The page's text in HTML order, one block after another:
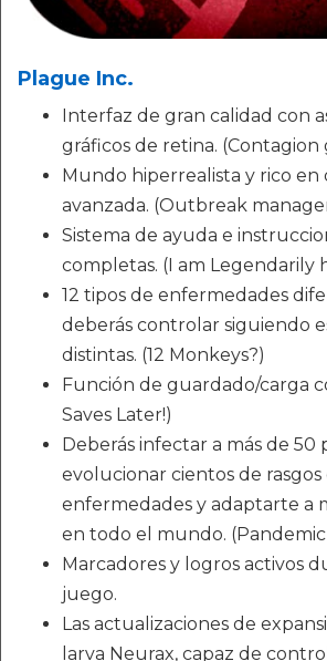
Plague Inc.
Interfaz de gran calidad con
gráficos de retina.
Mundo hiperrealista y rico en
avanzada. (Outbreak
Sistema de ayuda e
completas. (I am Legendarily
12 tipos de enfermedades
deberás controlar siguiendo
distintas. (12 Monkeys?)
Función de guardado/carga
Saves Later!)
Deberás infectar a más de 50
evolucionar cientos de rasgos
enfermedades y adaptarte a
en todo el mundo.
Marcadores y logros activos
juego.
Las actualizaciones de
larva Neurax, capaz de